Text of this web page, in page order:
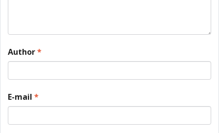
Author*
E-mail *